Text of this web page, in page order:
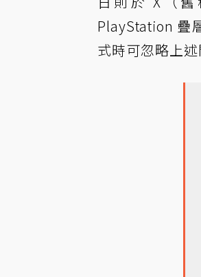
PlayStation 疊
式時可忽略上述